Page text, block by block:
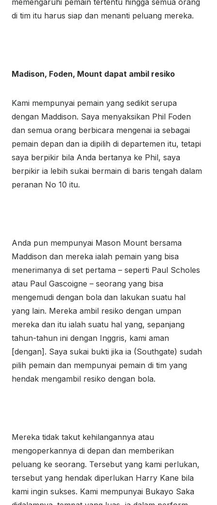
memengaruhi pemain tertentu hingga semua orang
di tim itu harus siap dan menanti peluang mereka.
Madison, Foden, Mount dapat ambil resiko
Kami mempunyai pemain yang sedikit serupa
dengan Maddison. Saya menyaksikan Phil Foden
dan semua orang berbicara mengenai ia sebagai
pemain depan dan ia dipilih di departemen itu, tetapi
saya berpikir bila Anda bertanya ke Phil, saya
berpikir ia lebih sukai bermain di baris tengah dalam
peranan No 10 itu.
Anda pun mempunyai Mason Mount bersama
Maddison dan mereka ialah pemain yang bisa
menerimanya di set pertama – seperti Paul Scholes
atau Paul Gascoigne – seorang yang bisa
mengemudi dengan bola dan lakukan suatu hal
yang lain. Mereka ambil resiko dengan umpan
mereka dan itu ialah suatu hal yang, sepanjang
tahun-tahun ini dengan Inggris, kami aman
[dengan]. Saya sukai bukti jika ia (Southgate) sudah
pilih pemain dan mempunyai pemain di tim yang
hendak mengambil resiko dengan bola.
Mereka tidak takut kehilangannya atau
mengoperkannya di depan dan memberikan
peluang ke seorang. Tersebut yang kami perlukan,
tersebut yang hendak diperlukan Harry Kane bila
kami ingin sukses. Kami mempunyai Bukayo Saka